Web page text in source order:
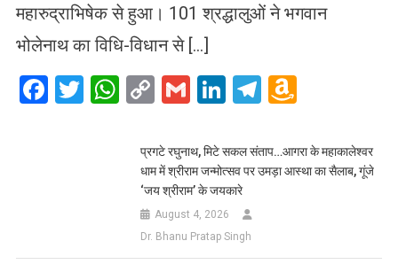
महारुद्राभिषेक से हुआ। 101 श्रद्धालुओं ने भगवान
भोलेनाथ का विधि-विधान से […]
Facebook
Twitter
WhatsApp
CopyGmailLinkedIn
Telegram
List
प्रगटे रघुनाथ, मिटे सकल संताप…आगरा के महाकालेश्वर
धाम में श्रीराम जन्मोत्सव पर उमड़ा आस्था का सैलाब, गूंजे
‘जय श्रीराम’ के जयकारे
August 4, 2026
Dr. Bhanu Pratap Singh